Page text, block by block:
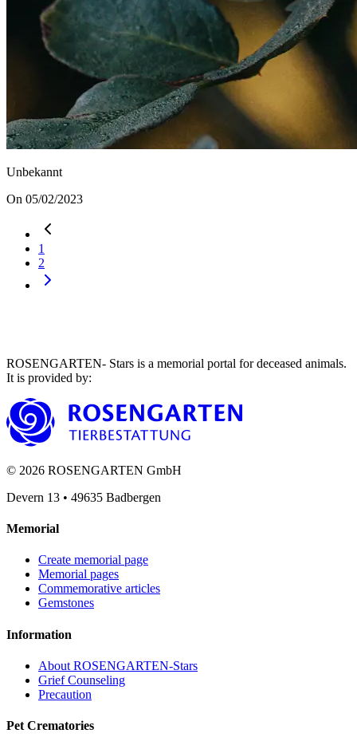
Unbekannt
On 05/02/2023
1
2
ROSENGARTEN- Stars is a memorial portal for deceased animals.
It is provided by:
© 2026 ROSENGARTEN GmbH
Devern 13 • 49635 Badbergen
Memorial
Create memorial page
Memorial pages
Commemorative articles
Gemstones
Information
About ROSENGARTEN-Stars
Grief Counseling
Precaution
Pet Crematories